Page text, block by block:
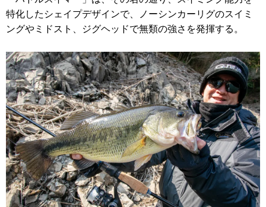
特化したシェイプデザインで、ノーシンカーリグのスイミ
ングやミドスト、ジグヘッドで無類の強さを発揮する。